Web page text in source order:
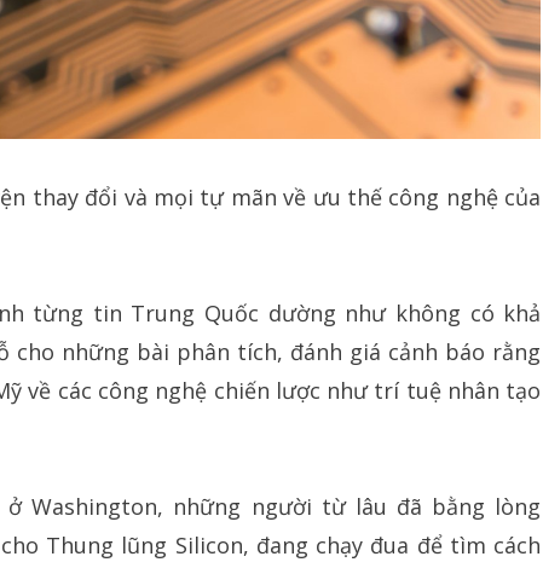
thay đổi và mọi tự mãn về ưu thế công nghệ của
từng tin Trung Quốc dường như không có khả
cho những bài phân tích, đánh giá cảnh báo rằng
về các công nghệ chiến lược như trí tuệ nhân tạo
ở Washington, những người từ lâu đã bằng lòng
Thung lũng Silicon, đang chạy đua để tìm cách